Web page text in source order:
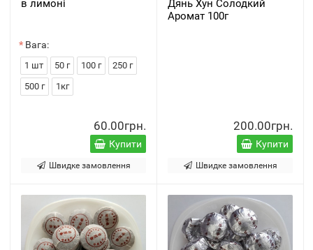
в лимоні
Вага:
1 шт 50 г 100 г
250 г
500 г
1кг
60.00грн.
Купити
Швидке замовлення
Дянь Хун Солодкий
Аромат 100г
200.00грн.
Купити
Швидке замовлення